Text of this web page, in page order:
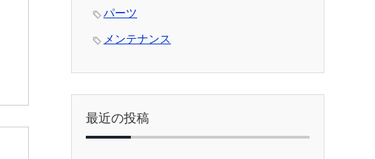
パーツ
メンテナンス
最近の投稿